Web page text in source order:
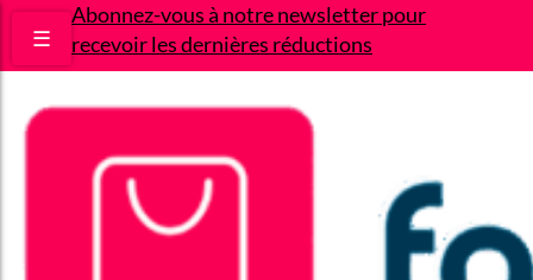
Abonnez-vous à notre newsletter pour
recevoir les dernières réductions
☰